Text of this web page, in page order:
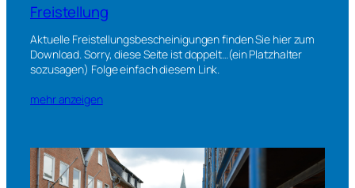
Freistellung
Aktuelle Freistellungsbescheinigungen finden Sie hier zum
Download. Sorry, diese Seite ist doppelt…(ein Platzhalter
sozusagen) Folge einfach diesem Link.
mehr anzeigen